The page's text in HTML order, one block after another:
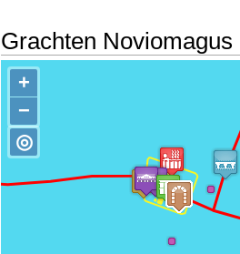
Grachten Noviomagus
+
−
◎